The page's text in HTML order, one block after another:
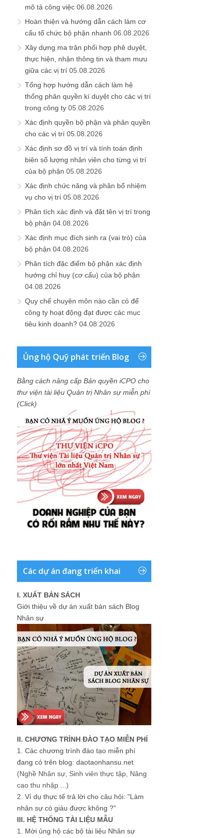
mô tả công việc 06.08.2026
Hoàn thiện và hướng dẫn cách làm cơ
cấu tổ chức bộ phận nhanh 06.08.2026
Xây dựng ma trận phối hợp phê duyệt,
thực hiện, nhận thông tin và tham mưu
giữa các vị trí 05.08.2026
Tổng hợp hướng dẫn cách làm hệ
thống phân quyền kí duyệt cho các vị trí
trong công ty 05.08.2026
Xác định quyền bộ phận và phân quyền
cho các vị trí 05.08.2026
Xác định sơ đồ vị trí và tính toán định
biên số lượng nhân viên cho từng vị trí
của bộ phận 05.08.2026
Xác định chức năng và phân bổ nhiệm
vụ cho vị trí 05.08.2026
Phân tích xác định và đặt tên vị trí trong
bộ phận 04.08.2026
Xác định mục đích sinh ra (vai trò) của
bộ phận 04.08.2026
Phân tích đặc điểm bộ phận xác định
hướng chỉ huy (cơ cấu) của bộ phận
04.08.2026
Quy chế chuyên môn nào cần có để
công ty hoạt động đạt được các mục
tiêu kinh doanh? 04.08.2026
Ủng hộ Quỹ phát triển Blog
Bằng cách nâng cấp Bản quyền iCPO cho
thư viện tài liệu Quản trị Nhân sự miễn phí
(Click)
Các dự án đang triển khai
I. XUẤT BẢN SÁCH
Giới thiệu về dự án xuất bản sách Blog
Nhân sự
II. CHƯƠNG TRÌNH ĐÀO TẠO MIỄN PHÍ
1. Các chương trình đào tạo miễn phí
đang có trên blog: daotaonhansu.net
(Nghề Nhân sự, Sinh viên thực tập, Nâng
cao thu nhập ...)
2. Ví dụ thực tế trả lời cho câu hỏi: "Làm
nhân sự có giàu được không ?"
III. HỆ THỐNG TÀI LIỆU MẪU
1. Mời ủng hộ các bộ tài liệu Nhân sự